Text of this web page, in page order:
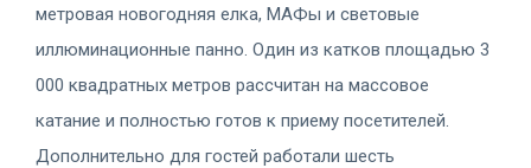
метровая новогодняя елка, МАФы и световые
иллюминационные панно. Один из катков площадью 3
000 квадратных метров рассчитан на массовое
катание и полностью готов к приему посетителей.
Дополнительно для гостей работали шесть